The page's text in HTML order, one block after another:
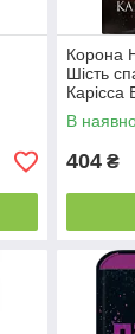
Корона
Шість
Карісса
В
404 ₴